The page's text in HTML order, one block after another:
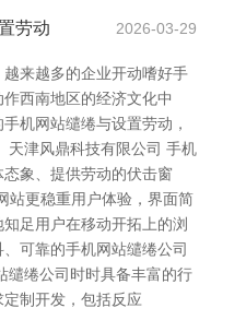
劳动 2026-03-29
来越多的企业开动嗜好手
西南地区的经济文化中
机网站缱绻与设置劳动，
天津风鼎科技有限公司 手机
象、提供劳动的伏击窗
站更稳重用户体验，界面简
足用户在移动开拓上的浏
可靠的手机网站缱绻公司
缱绻公司时时具备丰富的行
制开发，包括反应